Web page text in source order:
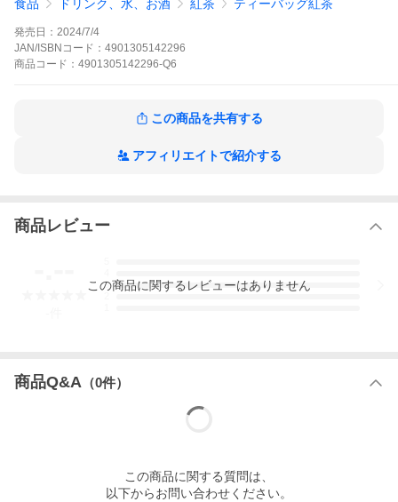
食品 ドリンク、水、お酒 紅茶 ティーバッグ紅茶
発売日： 2024/7/4
JAN/ISBNコード： 4901305142296
商品 コード： 4901305142296-Q6
この商品を共有する
アフィリエイトで紹介する
商品レビュー
3
この商品に関するレビューはありません
商品Q&A （0件）
この商品に関する質問は、
以下からお問い合わせください。